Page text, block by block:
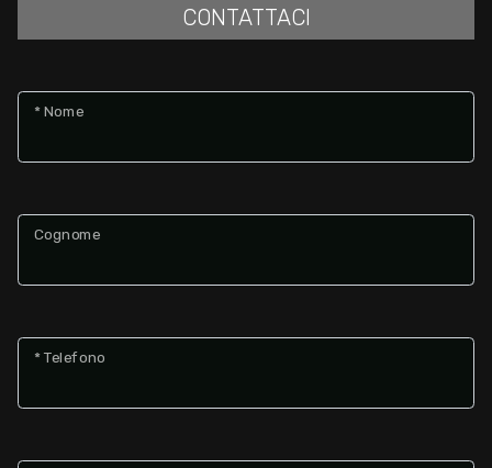
CONTATTACI
* Nome
Cognome
* Telefono